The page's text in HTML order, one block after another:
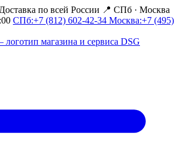
Доставка по всей России 📍 СПб · Москва
СПб:+7 (812) 602-42-34 Москва:+7 (495)